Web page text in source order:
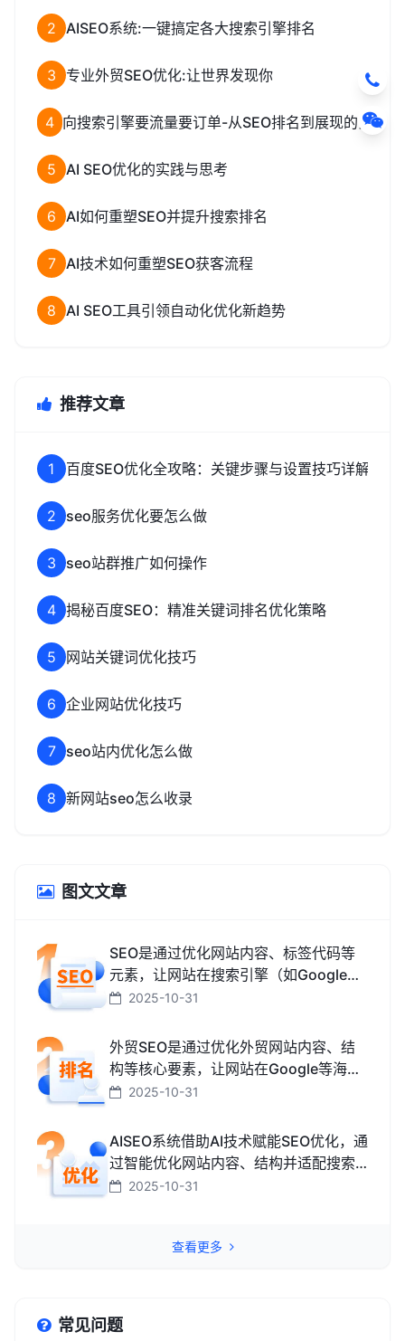
2 AISEO系统:一键搞定各大搜索引擎排名
3 专业外贸SEO优化:让世界发现你
4 向搜索引擎要流量要订单-从SEO排名到展现的实战策
5 AI SEO优化的实践与思考
6 AI如何重塑SEO并提升搜索排名
7 AI技术如何重塑SEO获客流程
8 AI SEO工具引领自动化优化新趋势
推荐文章
1 百度SEO优化全攻略：关键步骤与设置技巧详解
2 seo服务优化要怎么做
3 seo站群推广如何操作
4 揭秘百度SEO：精准关键词排名优化策略
5 网站关键词优化技巧
6 企业网站优化技巧
7 seo站内优化怎么做
8 新网站seo怎么收录
图文文章
SEO是通过优化网站内容、标签代码等
元素，让网站在搜索引擎（如Google、
百度、搜狗、必应）中排名更靠前，从
2025-10-31
外贸SEO是通过优化外贸网站内容、结
构等核心要素，让网站在Google等海外
搜索引擎中排名靠前，获取海外精准流
2025-10-31
AISEO系统借助AI技术赋能SEO优化，通
过智能优化网站内容、结构并适配搜索
引擎规则，助力网站快速提升排名，从
2025-10-31
查看更多
常见问题